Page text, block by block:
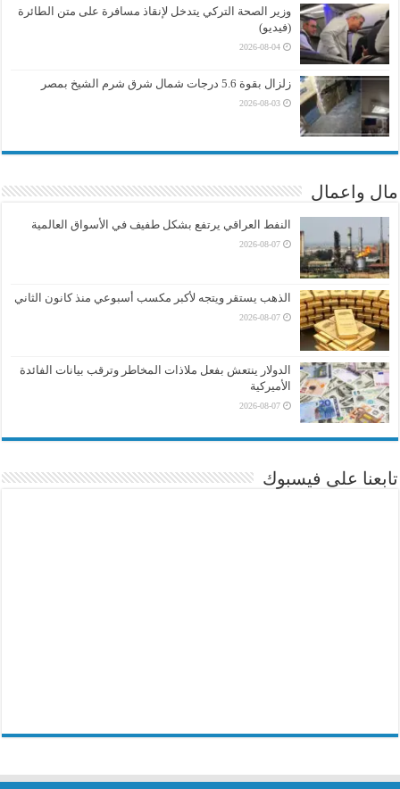
وزير الصحة التركي يتدخل لإنقاذ مسافرة على متن الطائرة
(فيديو)
2026-08-04
زلزال بقوة 5.6 درجات شمال شرق شرم الشيخ بمصر
2026-08-03
مال واعمال
النفط العراقي يرتفع بشكل طفيف في الأسواق العالمية
2026-08-07
الذهب يستقر ويتجه لأكبر مكسب أسبوعي منذ كانون الثاني
2026-08-07
الدولار ينتعش بفعل ملاذات المخاطر وترقب بيانات الفائدة
الأميركية
2026-08-07
تابعنا على فيسبوك